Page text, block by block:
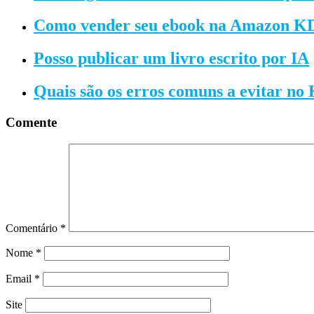
Como vender seu ebook na Amazon
Posso publicar um livro escrito por IA
Quais são os erros comuns a evitar no
Comente
Comentário *
Nome *
Email *
Site